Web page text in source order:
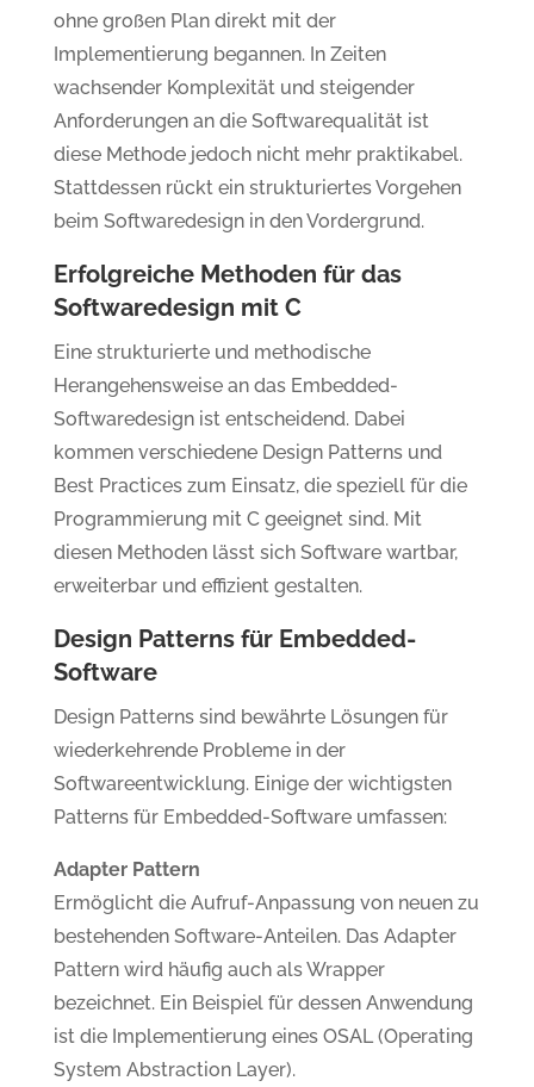
ohne großen Plan direkt mit der
Implementierung begannen. In Zeiten
wachsender Komplexität und steigender
Anforderungen an die Softwarequalität ist
diese Methode jedoch nicht mehr praktikabel.
Stattdessen rückt ein strukturiertes Vorgehen
beim Softwaredesign in den Vordergrund.
Erfolgreiche Methoden für das
Softwaredesign mit C
Eine strukturierte und methodische
Herangehensweise an das Embedded-
Softwaredesign ist entscheidend. Dabei
kommen verschiedene Design Patterns und
Best Practices zum Einsatz, die speziell für die
Programmierung mit C geeignet sind. Mit
diesen Methoden lässt sich Software wartbar,
erweiterbar und effizient gestalten.
Design Patterns für Embedded-
Software
Design Patterns sind bewährte Lösungen für
wiederkehrende Probleme in der
Softwareentwicklung. Einige der wichtigsten
Patterns für Embedded-Software umfassen:
Adapter Pattern
Ermöglicht die Aufruf-Anpassung von neuen zu
bestehenden Software-Anteilen. Das Adapter
Pattern wird häufig auch als Wrapper
bezeichnet. Ein Beispiel für dessen Anwendung
ist die Implementierung eines OSAL (Operating
System Abstraction Layer).